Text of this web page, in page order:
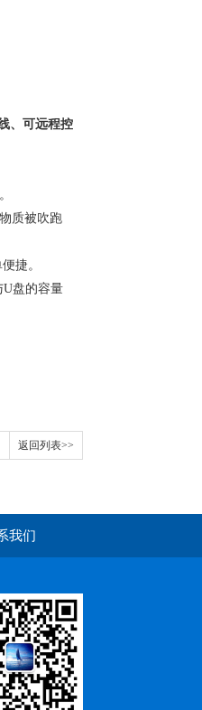
、可远程控
质被吹跑
捷。
U盘的容量
返回列表>>
我们